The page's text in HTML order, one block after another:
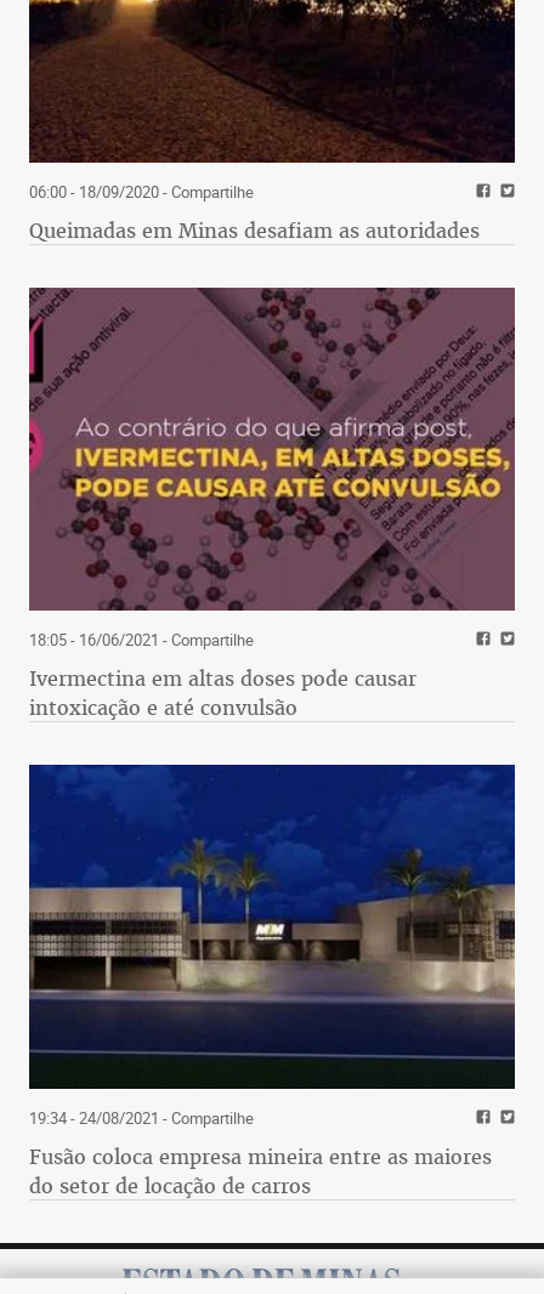
06:00 - 18/09/2020- Compartilhe
Queimadas em Minas desafiam as autoridades
18:05 - 16/06/2021 - Compartilhe
Ivermectina em altas doses pode causar
intoxicação e até convulsão
19:34 - 24/08/2021 - Compartilhe
Fusão coloca empresa mineira entre as maiores
do setor de locação de carros